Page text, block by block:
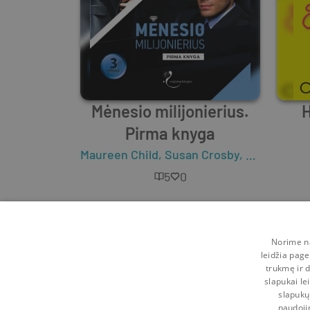
Mėnesio milijonierius.
Pirma knyga
Maureen Child, Susan Crosby,
5
0
Norime
leidžia
trukmę ir
slapukai